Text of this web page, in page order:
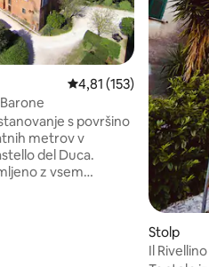
Povprečna ocena:
4,81 (153)
s površino
metrov v
del Duca.
z vsem
Stolp
Il